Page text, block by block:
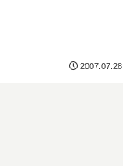
2007.07.28